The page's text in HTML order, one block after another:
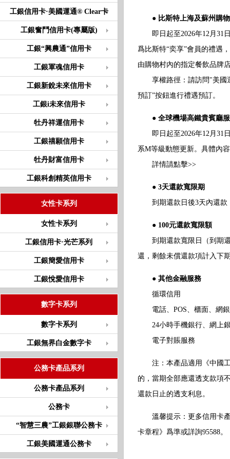
工銀信用卡·美國運通® Clear卡
工銀奮鬥信用卡(專屬版)
工銀“興農通”信用卡
工銀軍魂信用卡
工銀新銳未來信用卡
工銀i未來信用卡
牡丹祥運信用卡
工銀禧願信用卡
牡丹財富信用卡
工銀科創精英信用卡
女性卡系列
女性卡系列
工銀信用卡·光芒系列
工銀簡愛信用卡
工銀悅愛信用卡
數字卡系列
數字卡系列
工銀無界白金數字卡
公務卡產品系列
公務卡產品系列
公務卡
“智慧三農”工銀銀聯公務卡
工銀美國運通公務卡
● 比斯特上海及蘇州購
即日起至2026年12月31日
爲比斯特“奕享”會員的禮遇
由購物村內的指定餐飲品牌
享權路徑：請訪問"美國運
預訂”按鈕進行禮遇預訂。
● 全球機場高鐵貴賓廳
即日起至2026年12月31日
系M等級動態更新。具體內
詳情請點擊>>
● 3天還款寬限期
到期還款日後3天內還款
● 100元還款寬限額
到期還款寬限日（到期還
還，剩餘未償還款項計入下
● 其他金融服務
循環信用
電話、POS、櫃面、網銀
24小時手機銀行、網上銀
電子對賬服務
注：本產品適用《中國工
的，當期全部應還透支款項
還款日止的透支利息。
溫馨提示：更多信用卡產
卡章程》爲準或詳詢95588。